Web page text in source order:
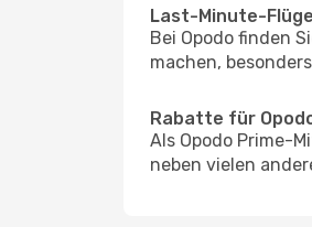
Last-Minute-
Bei Opodo finden
machen,
Rabatte für
Als Opodo Prime-
neben vielen